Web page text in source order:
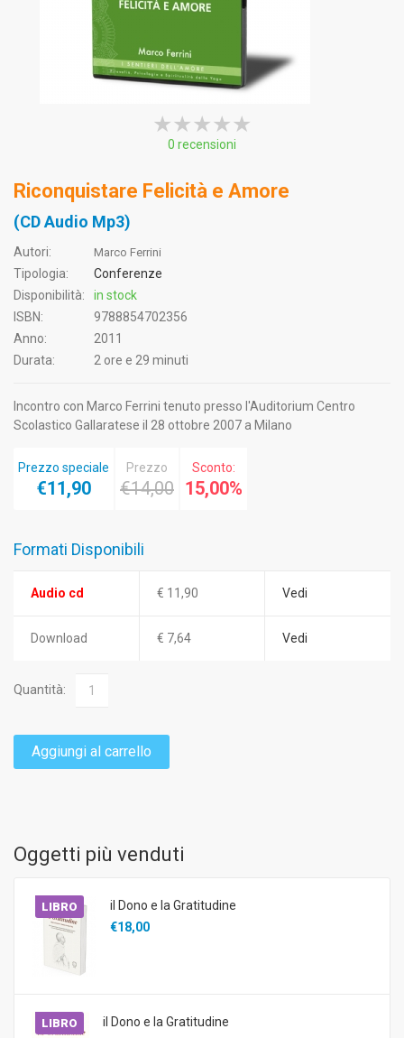
★★★★★
★★★★★
★★★★★
0 recensioni
Riconquistare Felicità e Amore
(CD Audio Mp3)
Autori: Marco Ferrini
Tipologia:
Conferenze
Disponibilità:
in stock
ISBN:
9788854702356
Anno:
2011
Durata:
2 ore e 29 minuti
Incontro con Marco Ferrini tenuto presso l'Auditorium Centro
Scolastico Gallaratese il 28 ottobre 2007 a Milano
Prezzo speciale
€11,90
Prezzo
€14,00
Sconto:
15,00%
Formati Disponibili
Audio cd € 11,90 Vedi
Download € 7,64 Vedi
Quantità:
Aggiungi al carrello
Oggetti più venduti
LIBRO
il Dono e la Gratitudine
€18,00
LIBRO
il Dono e la Gratitudine